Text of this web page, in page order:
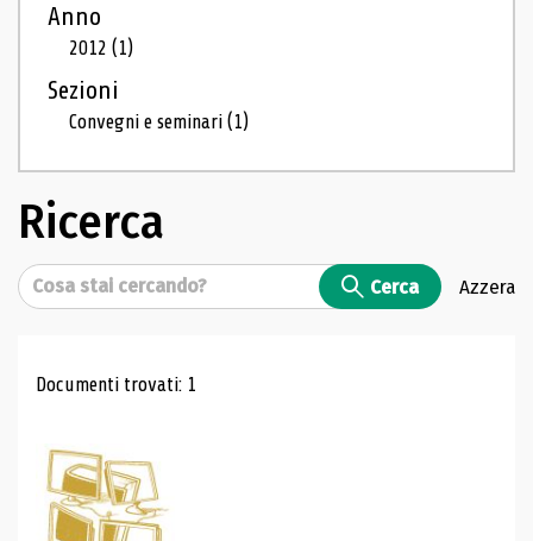
Anno
2012(1)
Sezioni
Convegni e seminari(1)
Ricerca
Cerca Cerca Azzera
Risultati di ricerca
Documenti trovati: 1